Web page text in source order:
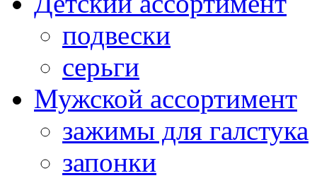
подвески
серьги
Мужской ассортимент
зажимы для галстука
запонки